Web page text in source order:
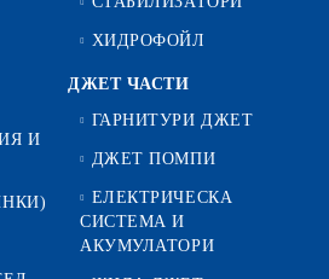
И
ХИДРОФОЙЛ
ДЖЕТ ЧАСТИ
ГАРНИТУРИ ДЖЕТ
ДЖЕТ ПОМПИ
ЕЛЕКТРИЧЕСКА
СИСТЕМА И
АКУМУЛАТОРИ